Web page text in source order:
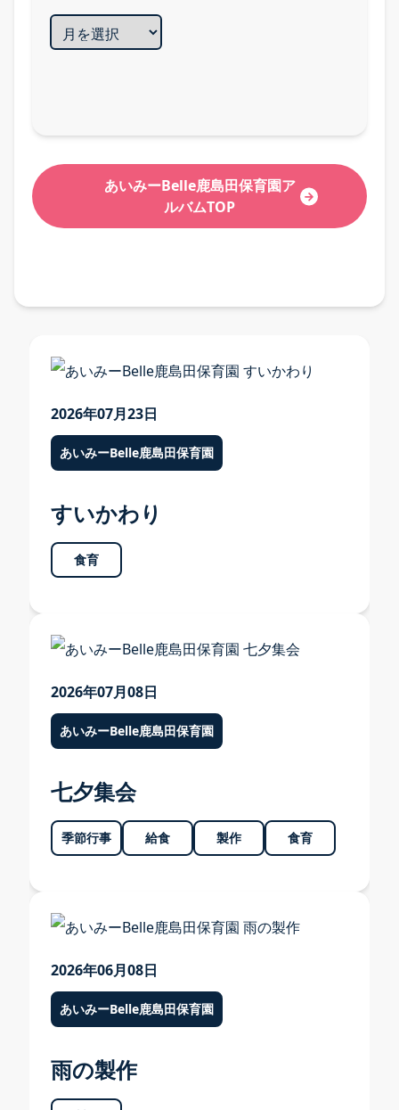
各園のご案内 TOP
あいみー高津保育園
あいみー南加瀬保育園
あいみーBelle新梶ヶ谷保育園
あいみー梶ヶ谷保育園
あいみーBelle鹿島田保育園ア
ルバムTOP
2026年07月23日
あいみーBelle鹿島田保育園
すいかわり
食育
2026年07月08日
あいみーBelle鹿島田保育園
七夕集会
季節行事 給食 製作 食育
2026年06月08日
あいみーBelle鹿島田保育園
雨の製作